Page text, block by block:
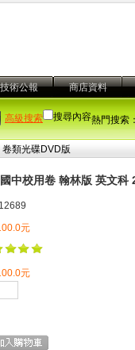
技術公報 商店資料
熱門搜索
搜尋內容
高級搜索
類光碟DVD版
中校用卷 翰林版 英文科
元
元